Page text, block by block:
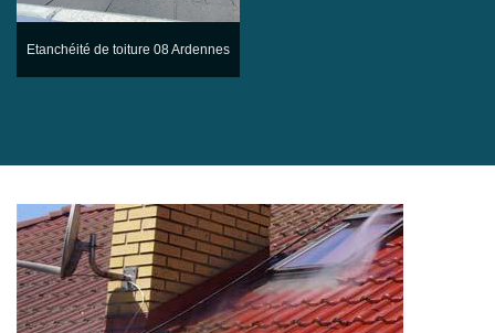
Etanchéité de toiture 08 Ardennes